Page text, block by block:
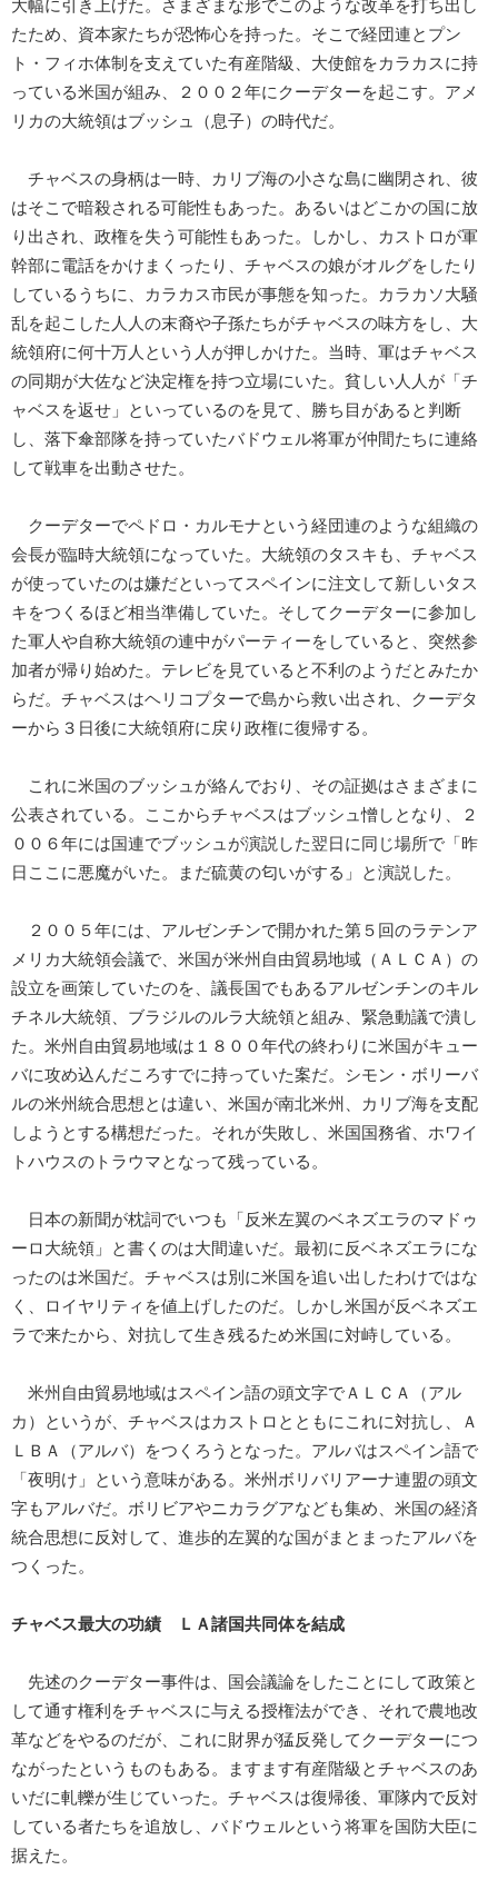
大幅に引き上げた。さまざまな形でこのような改革を打ち出し
たため、資本家たちが恐怖心を持った。そこで経団連とプン
ト・フィホ体制を支えていた有産階級、大使館をカラカスに持
っている米国が組み、２００２年にクーデターを起こす。アメ
リカの大統領はブッシュ（息子）の時代だ。
チャベスの身柄は一時、カリブ海の小さな島に幽閉され、彼
はそこで暗殺される可能性もあった。あるいはどこかの国に放
り出され、政権を失う可能性もあった。しかし、カストロが軍
幹部に電話をかけまくったり、チャベスの娘がオルグをしたり
しているうちに、カラカス市民が事態を知った。カラカソ大騒
乱を起こした人人の末裔や子孫たちがチャベスの味方をし、大
統領府に何十万人という人が押しかけた。当時、軍はチャベス
の同期が大佐など決定権を持つ立場にいた。貧しい人人が「チ
ャベスを返せ」といっているのを見て、勝ち目があると判断
し、落下傘部隊を持っていたバドウェル将軍が仲間たちに連絡
して戦車を出動させた。
クーデターでペドロ・カルモナという経団連のような組織の
会長が臨時大統領になっていた。大統領のタスキも、チャベス
が使っていたのは嫌だといってスペインに注文して新しいタス
キをつくるほど相当準備していた。そしてクーデターに参加し
た軍人や自称大統領の連中がパーティーをしていると、突然参
加者が帰り始めた。テレビを見ていると不利のようだとみたか
らだ。チャベスはヘリコプターで島から救い出され、クーデタ
ーから３日後に大統領府に戻り政権に復帰する。
これに米国のブッシュが絡んでおり、その証拠はさまざまに
公表されている。ここからチャベスはブッシュ憎しとなり、２
００６年には国連でブッシュが演説した翌日に同じ場所で「昨
日ここに悪魔がいた。まだ硫黄の匂いがする」と演説した。
２００５年には、アルゼンチンで開かれた第５回のラテンア
メリカ大統領会議で、米国が米州自由貿易地域（ＡＬＣＡ）の
設立を画策していたのを、議長国でもあるアルゼンチンのキル
チネル大統領、ブラジルのルラ大統領と組み、緊急動議で潰し
た。米州自由貿易地域は１８００年代の終わりに米国がキュー
バに攻め込んだころすでに持っていた案だ。シモン・ボリーバ
ルの米州統合思想とは違い、米国が南北米州、カリブ海を支配
しようとする構想だった。それが失敗し、米国国務省、ホワイ
トハウスのトラウマとなって残っている。
日本の新聞が枕詞でいつも「反米左翼のベネズエラのマドゥ
ーロ大統領」と書くのは大間違いだ。最初に反ベネズエラにな
ったのは米国だ。チャベスは別に米国を追い出したわけではな
く、ロイヤリティを値上げしたのだ。しかし米国が反ベネズエ
ラで来たから、対抗して生き残るため米国に対峙している。
米州自由貿易地域はスペイン語の頭文字でＡＬＣＡ（アル
カ）というが、チャベスはカストロとともにこれに対抗し、Ａ
ＬＢＡ（アルバ）をつくろうとなった。アルバはスペイン語で
「夜明け」という意味がある。米州ボリバリアーナ連盟の頭文
字もアルバだ。ボリビアやニカラグアなども集め、米国の経済
統合思想に反対して、進歩的左翼的な国がまとまったアルバを
つくった。
チャベス最大の功績 ＬＡ諸国共同体を結成
先述のクーデター事件は、国会議論をしたことにして政策と
して通す権利をチャベスに与える授権法ができ、それで農地改
革などをやるのだが、これに財界が猛反発してクーデターにつ
ながったというものもある。ますます有産階級とチャベスのあ
いだに軋轢が生じていった。チャベスは復帰後、軍隊内で反対
している者たちを追放し、バドウェルという将軍を国防大臣に
据えた。